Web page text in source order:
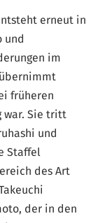
erneut in
und
im
früheren
war. Sie tritt
und
Staffel
des Art
der in den